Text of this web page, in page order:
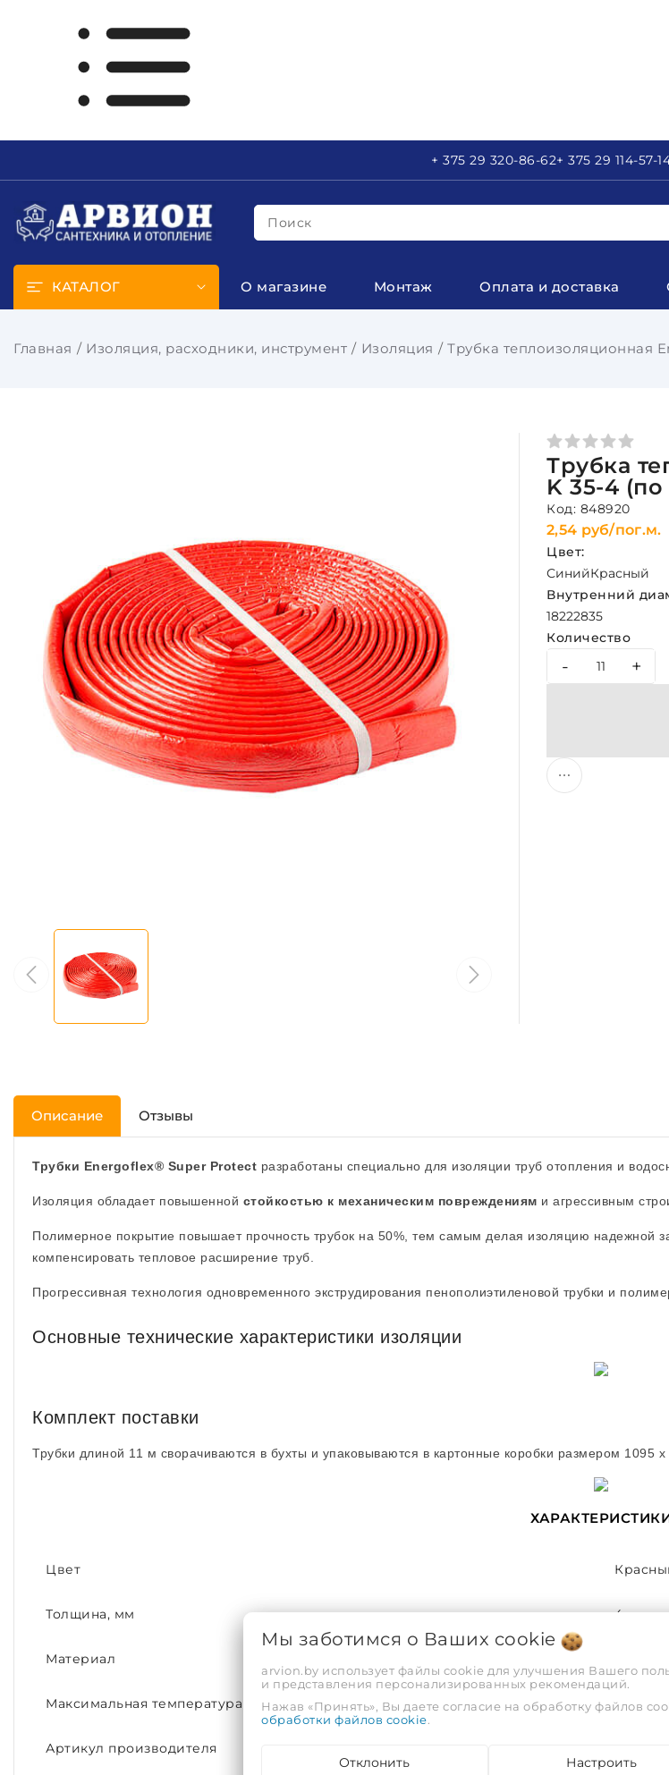
+ 375 29 320-86-62+ 375 29 114-57-
Поиск
КАТАЛОГ О магазине Монтаж Оплата и доставка
Главная Изоляция, расходники, инструмент Изоляция Трубка теплоизоляционная
Трубка
K 35-4 (по
Код: 848920
2,54 руб/пог.м.
Цвет:
СинийКрасный
Внутренний
18222835
Количество
- +
Описание Отзывы
Трубки Energoflex® Super Protect разработаны специально для изоляции труб отопления и
Изоляция обладает повышенной стойкостью к механическим повреждениям и агрессивным
Полимерное покрытие повышает прочность трубок на 50%, тем самым делая изоляцию надежной
компенсировать тепловое расширение труб.
Прогрессивная технология одновременного экструдирования пенополиэтиленовой трубки и
Основные технические характеристики изоляции
Комплект поставки
Трубки длиной 11 м сворачиваются в бухты и упаковываются в картонные коробки размером 1095
Цвет
Толщина, мм 4
Материал
Максимальная температура рабочей среды, С° 95
Артикул производителя
Мы заботимся о Ваших cookie
arvion.by использует файлы cookie для улучшения Вашего
и представления персонализированных рекомендаций.
Нажав «Принять», Вы даете согласие на обработку файлов
обработки файлов cookie.
Отклонить Настроить